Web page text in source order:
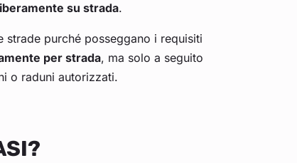
su strada.
purché posseggano i requisiti
per strada, ma solo a seguito
o raduni autorizzati.